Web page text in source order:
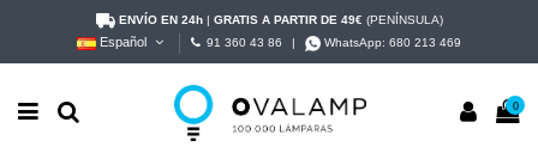
ENVÍO EN 24h| GRATIS A PARTIR DE 49€ (PENÍNSULA)
Español 91 360 43 86 WhatsApp:680 213 469
0